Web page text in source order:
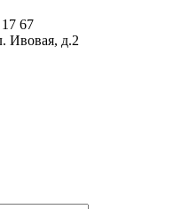
67
Ивовая, д.2